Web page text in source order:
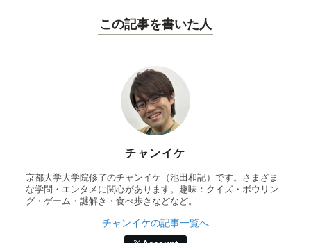
この記事を書いた人
チャンイケ
京都大学大学院修了のチャンイケ（池田和記）です。さまざま
な学問・エンタメに関心があります。趣味：クイズ・ボウリン
グ・ゲーム・謎解き・食べ歩きなどなど。
チャンイケの記事一覧へ